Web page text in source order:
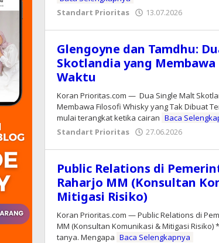
Standart Prioritas
13.07.2026
Glengoyne dan Tamdhu:
Skotlandia yang
Waktu
Koran Prioritas.com — Dua Single Malt
Membawa Filosofi Whisky yang Tak Dibuat
mulai terangkat ketika cairan Baca
Standart Prioritas
27.06.2026
Public Relations di
Raharjo MM (Konsultan
Mitigasi Risiko)
Koran Prioritas.com — Public Relations di
MM (Konsultan Komunikasi & Mitigasi
tanya. Mengapa Baca Selengkapnya